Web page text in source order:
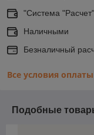
"Система
Наличными
Безналичный
Все условия оплаты
Подобные